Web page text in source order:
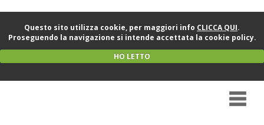
Questo sito utilizza cookie, per maggiori info CLICCA QUI.
Proseguendo la navigazione si intende accettata la cookie policy.
HO LETTO